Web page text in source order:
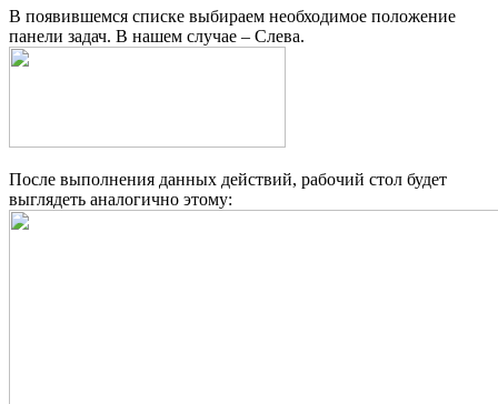
В появившемся списке выбираем необходимое положение
панели задач. В нашем случае – Слева.
После выполнения данных действий, рабочий стол будет
выглядеть аналогично этому: